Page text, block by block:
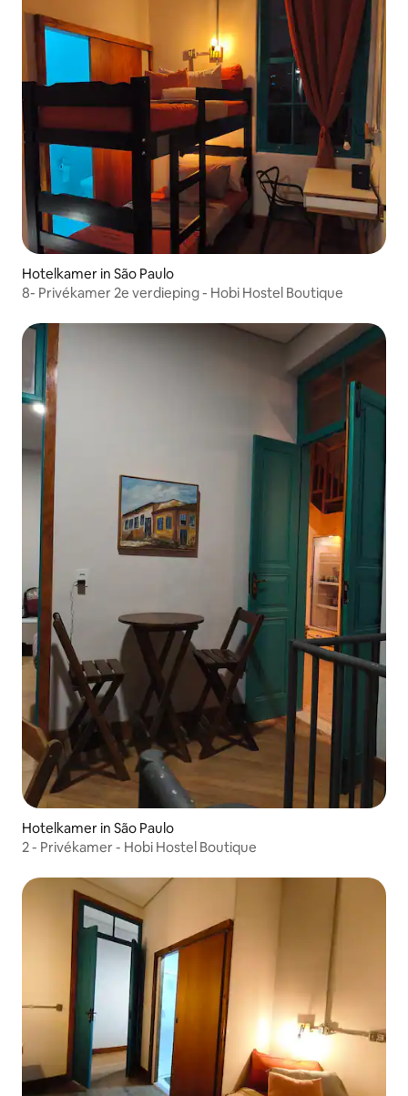
Hotelkamer in São Paulo
8- Privékamer 2e verdieping - Hobi Hostel Boutique
Hotelkamer in São Paulo
2 - Privékamer - Hobi Hostel Boutique